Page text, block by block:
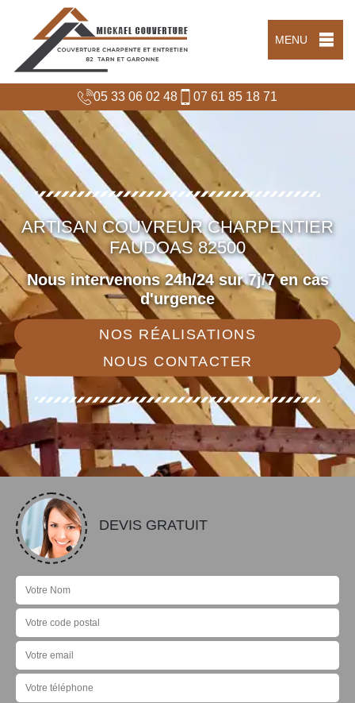
MENU
05 33 06 02 48 07 61 85 18 71
ARTISAN COUVREUR CHARPENTIER
FAUDOAS 82500
Nous intervenons 24h/24 sur 7j/7 en cas
d'urgence
NOS RÉALISATIONS
NOUS CONTACTER
DEVIS GRATUIT